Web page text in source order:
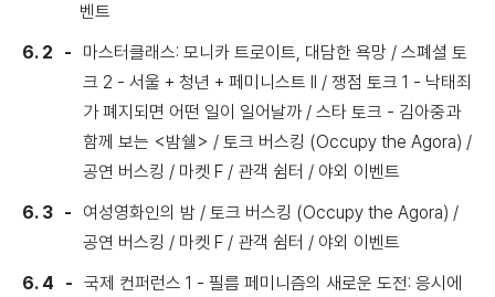
벤트
6. 2
마스터클래스: 모니카 트로이트, 대담한 욕망 / 스폐셜 토
크 2 - 서울 + 청년 + 페미니스트 II / 쟁점 토크 1 - 낙태죄
가 폐지되면 어떤 일이 일어날까 / 스타 토크 - 김아중과
함께 보는 <밤쉘> / 토크 버스킹 (Occupy the Agora) /
공연 버스킹 / 마켓 F / 관객 쉼터 / 야외 이벤트
6. 3
여성영화인의 밤 / 토크 버스킹 (Occupy the Agora) /
공연 버스킹 / 마켓 F / 관객 쉼터 / 야외 이벤트
6. 4
국제 컨퍼런스 1 - 필름 페미니즘의 새로운 도전: 응시에